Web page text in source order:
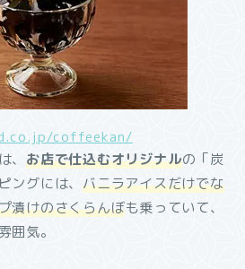
coffeekan/
、お店で仕込むオリジナルの「炭
ングには、バニラアイスだけでな
漬けのさくらんぼも乗っていて、
囲気。